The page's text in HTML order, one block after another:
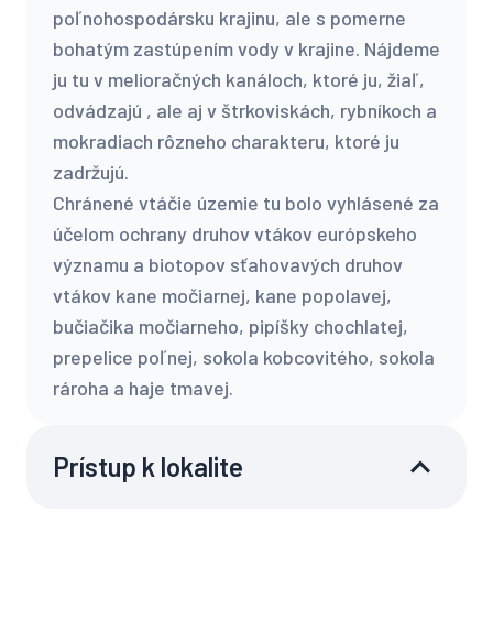
poľnohospodársku krajinu, ale s pomerne
bohatým zastúpením vody v krajine. Nájdeme
ju tu v melioračných kanáloch, ktoré ju, žiaľ,
odvádzajú , ale aj v štrkoviskách, rybníkoch a
mokradiach rôzneho charakteru, ktoré ju
zadržujú.
Chránené vtáčie územie tu bolo vyhlásené za
účelom ochrany druhov vtákov európskeho
významu a biotopov sťahovavých druhov
vtákov kane močiarnej, kane popolavej,
bučiačika močiarneho, pipíšky chochlatej,
prepelice poľnej, sokola kobcovitého, sokola
rároha a haje tmavej.
Prístup k lokalite